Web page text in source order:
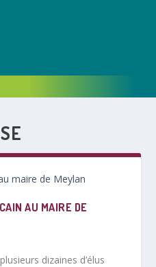
AU MAIRE DE
dizaines d’élus